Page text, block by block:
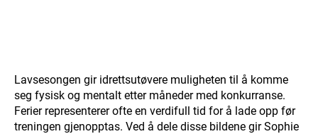
Lavsesongen gir idrettsutøvere muligheten til å komme
seg fysisk og mentalt etter måneder med konkurranse.
Ferier representerer ofte en verdifull tid for å lade opp før
treningen gjenopptas. Ved å dele disse bildene gir Sophie